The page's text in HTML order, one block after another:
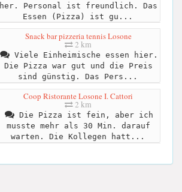
her. Personal ist freundlich. Das
Essen (Pizza) ist gu...
Snack bar pizzeria tennis Losone
2 km
Viele Einheimische essen hier.
Die Pizza war gut und die Preis
sind günstig. Das Pers...
Coop Ristorante Losone I. Cattori
2 km
Die Pizza ist fein, aber ich
musste mehr als 30 Min. darauf
warten. Die Kollegen hatt...